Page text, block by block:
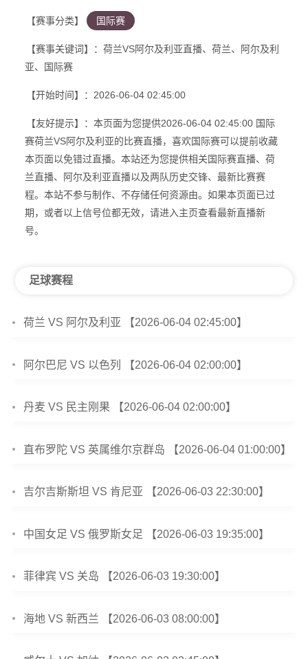
【赛事分类】 国际赛
【赛事关键词】：荷兰VS阿尔及利亚直播、荷兰、阿尔及利
亚、国际赛
【开始时间】：2026-06-04 02:45:00
【友好提示】：本页面为您提供2026-06-04 02:45:00 国际
赛荷兰VS阿尔及利亚的比赛直播，喜欢国际赛可以提前收藏
本页面以免错过直播。本站还为您提供相关国际赛直播、荷
兰直播、阿尔及利亚直播以及两队历史交锋、最新比赛赛
程。本站不参与制作、不存储任何资源由。如果本页面已过
期，或者以上信号位都无效，请进入主页查看最新直播新
号。
足球赛程
荷兰 VS 阿尔及利亚 【2026-06-04 02:45:00】
阿尔巴尼 VS 以色列 【2026-06-04 02:00:00】
丹麦 VS 民主刚果 【2026-06-04 02:00:00】
直布罗陀 VS 英属维尔京群岛 【2026-06-04 01:00:00】
吉尔吉斯斯坦 VS 肯尼亚 【2026-06-03 22:30:00】
中国女足 VS 俄罗斯女足 【2026-06-03 19:35:00】
菲律宾 VS 关岛 【2026-06-03 19:30:00】
海地 VS 新西兰 【2026-06-03 08:00:00】